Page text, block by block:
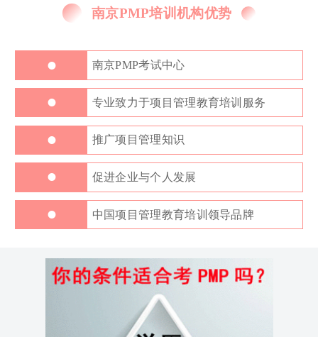
南京PMP培训机构优势
• 南京PMP考试中心
• 专业致力于项目管理教育培训服务
• 推广项目管理知识
• 促进企业与个人发展
• 中国项目管理教育培训领导品牌